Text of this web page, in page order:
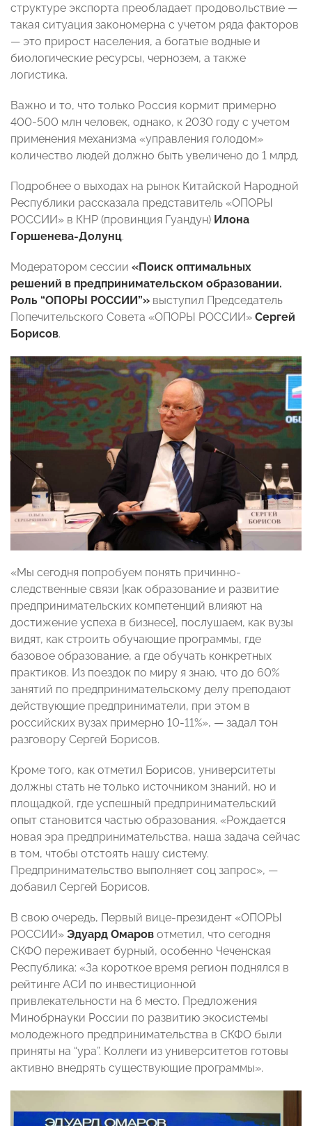
структуре экспорта преобладает продовольствие —
такая ситуация закономерна с учетом ряда факторов
— это прирост населения, а богатые водные и
биологические ресурсы, чернозем, а также
логистика.
Важно и то, что только Россия кормит примерно
400-500 млн человек, однако, к 2030 году с учетом
применения механизма «управления голодом»
количество людей должно быть увеличено до 1 млрд.
Подробнее о выходах на рынок Китайской Народной
Республики рассказала представитель «ОПОРЫ
РОССИИ» в КНР (провинция Гуандун) Илона
Горшенева-Долунц.
Модератором сессии «Поиск оптимальных
решений в предпринимательском образовании.
Роль “ОПОРЫ РОССИИ”» выступил Председатель
Попечительского Совета «ОПОРЫ РОССИИ» Сергей
Борисов.
«Мы сегодня попробуем понять причинно-
следственные связи [как образование и развитие
предпринимательских компетенций влияют на
достижение успеха в бизнесе], послушаем, как вузы
видят, как строить обучающие программы, где
базовое образование, а где обучать конкретных
практиков. Из поездок по миру я знаю, что до 60%
занятий по предпринимательскому делу преподают
действующие предприниматели, при этом в
российских вузах примерно 10-11%», — задал тон
разговору Сергей Борисов.
Кроме того, как отметил Борисов, университеты
должны стать не только источником знаний, но и
площадкой, где успешный предпринимательский
опыт становится частью образования. «Рождается
новая эра предпринимательства, наша задача сейчас
в том, чтобы отстоять нашу систему.
Предпринимательство выполняет соц запрос», —
добавил Сергей Борисов.
В свою очередь, Первый вице-президент «ОПОРЫ
РОССИИ» Эдуард Омаров отметил, что сегодня
СКФО переживает бурный, особенно Чеченская
Республика: «За короткое время регион поднялся в
рейтинге АСИ по инвестиционной
привлекательности на 6 место. Предложения
Минобрнауки России по развитию экосистемы
молодежного предпринимательства в СКФО были
приняты на “ура”. Коллеги из университетов готовы
активно внедрять существующие программы».